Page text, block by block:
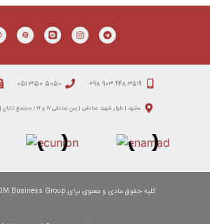
۳۵۱۹ ۴۴۸ ۹۰۳ ۹۸+ ۵۰۵۰ ۳۱۵۰ ۰۵۱
مشهد | بلوار شهید صادقی | بین صادقی ۱۷ و ۱۹ | مجتمع تابان | طبقه دوم | واحد شش
کلیه حقوق مادی و معنوی برای iFOM Business Group محفوظ است.